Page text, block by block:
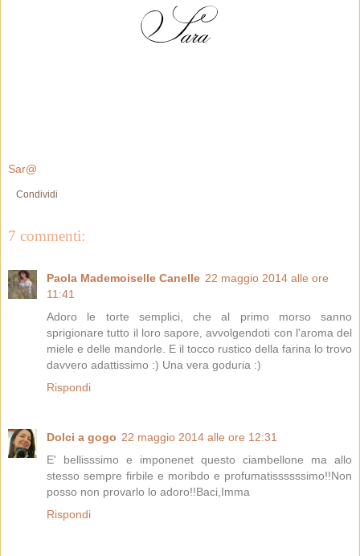
Sar@
Condividi
7 commenti:
Paola Mademoiselle Canelle 22 maggio 2014 alle ore
11:41
Adoro le torte semplici, che al primo morso sanno
sprigionare tutto il loro sapore, avvolgendoti con l'aroma del
miele e delle mandorle. E il tocco rustico della farina lo trovo
davvero adattissimo :) Una vera goduria :)
Rispondi
Dolci a gogo 22 maggio 2014 alle ore 12:31
E' bellisssimo e imponenet questo ciambellone ma allo
stesso sempre firbile e moribdo e profumatissssssimo!!Non
posso non provarlo lo adoro!!Baci,Imma
Rispondi